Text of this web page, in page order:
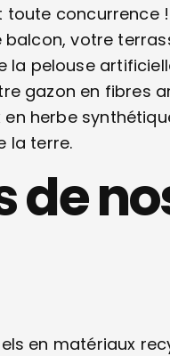
concurrence
votre
la pelouse
gazon en fibres
herbe
la terre.
de
en matériaux